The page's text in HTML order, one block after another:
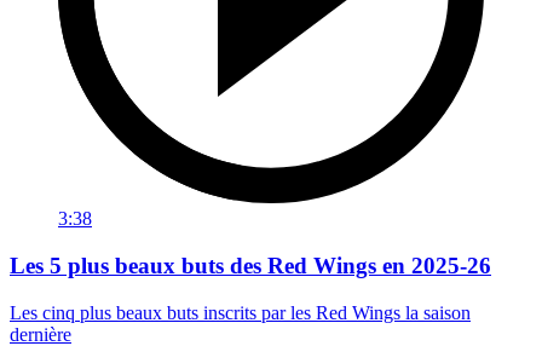
3:38
Les 5 plus beaux buts des Red Wings en 2025-26
Les cinq plus beaux buts inscrits par les Red Wings la saison
dernière